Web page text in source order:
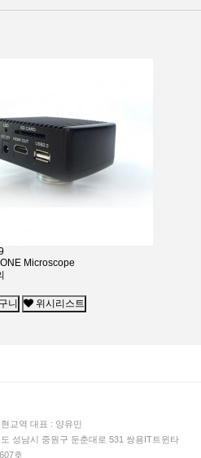
Microscope
니 위시리스트
교역 대표 : 양유민
성남시 중원구 둔춘대로 531 쌍용IT트윈타
호